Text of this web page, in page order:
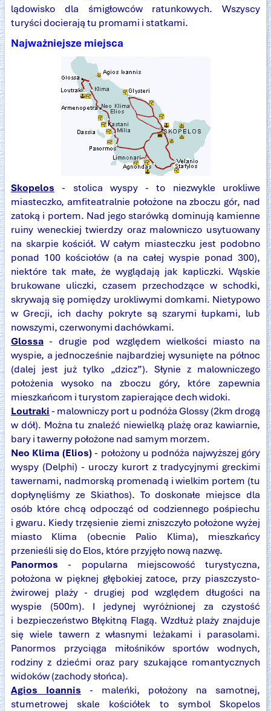
lądowisko dla śmigłowców ratunkowych. Wszyscy
turyści docierają tu promami i statkami.
Najważniejsze miejsca
Skopelos - stolica wyspy - to niezwykle urokliwe
miasteczko, amfiteatralnie położone na zboczu gór, nad
zatoką i portem. Nad jego starówką dominują kamienne
ruiny weneckiej twierdzy oraz malowniczo usytuowany
na skarpie kościół. W całym miasteczku jest podobno
ponad 100 kościołów (a na całej wyspie ponad 300),
niektóre tak małe, że wyglądają jak kapliczki. Wąskie
brukowane uliczki, czasem przechodzące w schodki,
skrywają się pomiędzy urokliwymi domkami. Nietypowo
w Grecji, ich dachy pokryte są szarymi łupkami, lub
nowszymi, czerwonymi dachówkami.
Glossa - drugie pod względem wielkości miasto na
wyspie, a jednocześnie najbardziej wysunięte na północ
(dalej jest już tylko „dzicz”). Słynie z malowniczego
położenia wysoko na zboczu góry, które zapewnia
mieszkańcom i turystom zapierające dech widoki.
Loutraki- malowniczy port u podnóża Glossy (2km drogą
w dół). Można tu znaleźć niewielką plażę oraz kawiarnie,
bary i tawerny położone nad samym morzem.
Neo Klima (Elios)- położony u podnóża najwyższej góry
wyspy (Delphi) - uroczy kurort z tradycyjnymi greckimi
tawernami, nadmorską promenadą i wielkim portem (tu
dopłynęliśmy ze Skiathos). To doskonałe miejsce dla
osób które chcą odpocząć od codziennego pośpiechu
i gwaru. Kiedy trzęsienie ziemi zniszczyło położone wyżej
miasto Klima (obecnie Palio Klima), mieszkańcy
przenieśli się do Elos, które przyjęło nową nazwę.
Panormos - popularna miejscowość turystyczna,
położona w pięknej głębokiej zatoce, przy piaszczysto-
żwirowej plaży - drugiej pod względem długości na
wyspie (500m). I jedynej wyróżnionej za czystość
i bezpieczeństwo Błękitną Flagą. Wzdłuż plaży znajduje
się wiele tawern z własnymi leżakami i parasolami.
Panormos przyciąga miłośników sportów wodnych,
rodziny z dziećmi oraz pary szukające romantycznych
widoków (zachody słońca).
Agios Ioannis - maleńki, położony na samotnej,
stumetrowej skale kościółek to symbol Skopelos